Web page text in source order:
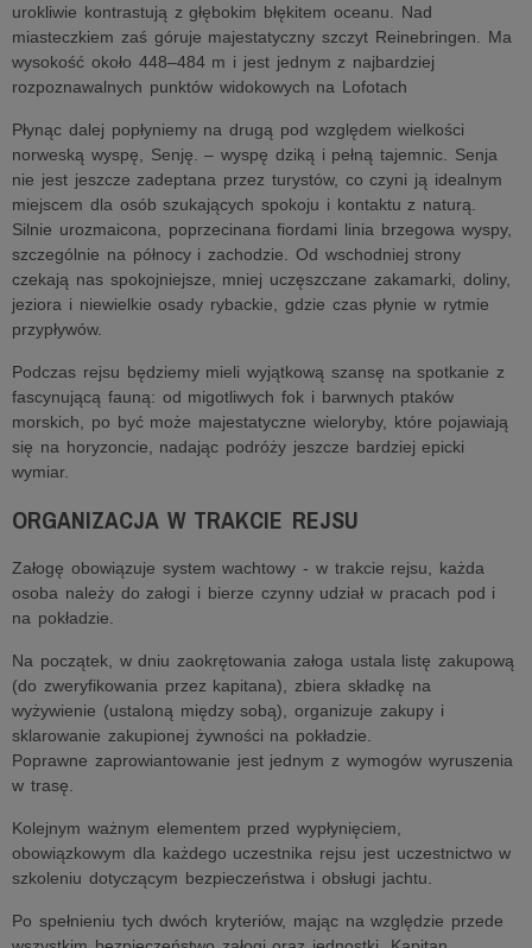
urokliwie kontrastują z głębokim błękitem oceanu. Nad
miasteczkiem zaś góruje majestatyczny szczyt Reinebringen. Ma
wysokość około 448–484 m i jest jednym z najbardziej
rozpoznawalnych punktów widokowych na Lofotach
Płynąc dalej popłyniemy na drugą pod względem wielkości
norweską wyspę, Senję. – wyspę dziką i pełną tajemnic. Senja
nie jest jeszcze zadeptana przez turystów, co czyni ją idealnym
miejscem dla osób szukających spokoju i kontaktu z naturą.
Silnie urozmaicona, poprzecinana fiordami linia brzegowa wyspy,
szczególnie na północy i zachodzie. Od wschodniej strony
czekają nas spokojniejsze, mniej uczęszczane zakamarki, doliny,
jeziora i niewielkie osady rybackie, gdzie czas płynie w rytmie
przypływów.
Podczas rejsu będziemy mieli wyjątkową szansę na spotkanie z
fascynującą fauną: od migotliwych fok i barwnych ptaków
morskich, po być może majestatyczne wieloryby, które pojawiają
się na horyzoncie, nadając podróży jeszcze bardziej epicki
wymiar.
ORGANIZACJA W TRAKCIE REJSU
Załogę obowiązuje system wachtowy - w trakcie rejsu, każda
osoba należy do załogi i bierze czynny udział w pracach pod i
na pokładzie.
Na początek, w dniu zaokrętowania załoga ustala listę zakupową
(do zweryfikowania przez kapitana), zbiera składkę na
wyżywienie (ustaloną między sobą), organizuje zakupy i
sklarowanie zakupionej żywności na pokładzie.
Poprawne zaprowiantowanie jest jednym z wymogów wyruszenia
w trasę.
Kolejnym ważnym elementem przed wypłynięciem,
obowiązkowym dla każdego uczestnika rejsu jest uczestnictwo w
szkoleniu dotyczącym bezpieczeństwa i obsługi jachtu.
Po spełnieniu tych dwóch kryteriów, mając na względzie przede